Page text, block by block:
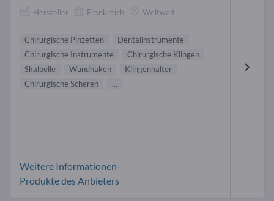
Hersteller Frankreich Weltweit
Chirurgische Pinzetten
Dentalinstrumente
Chirurgische Instrumente
Chirurgische Klingen
Skalpelle
Wundhaken
Klingenhalter
Chirurgische Scheren
...
Weitere Informationen-
Produkte des Anbieters